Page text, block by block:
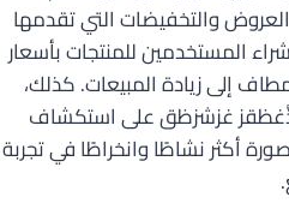
والتخفيضات التي تقدمها
المستخدمين للمنتجات بأسعار
إلى زيادة المبيعات. كذلك،
غزشزظق على استكشاف
أكثر نشاطًا وانخراطًا في تجربة